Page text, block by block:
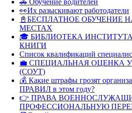
🚗 Обучение водителей
👀Их разыскивают работодатели
📓БЕСПЛАТНОЕ ОБУЧЕНИЕ
МЕСТАХ
🎓 БИБЛИОТЕКА
КНИГИ
Список квалификаций
💼 СПЕЦИАЛЬНАЯ ОЦЕНКА
(СОУТ)
💰 Какие штрафы грозят
ПРАВИЛ в этом году?
👉 ПРАВА
ПРОФЕССИОНАЛЬНУЮ